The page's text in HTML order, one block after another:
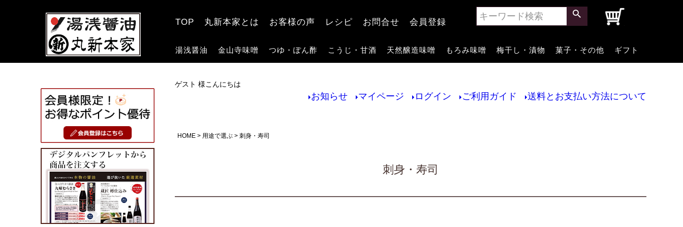
TOP 丸新本家とは お客様の声 レシピ お問合せ 会員登録
湯浅醤油 金山寺味噌 つゆ・ぽん酢 こうじ・甘酒 天然醸造味噌 もろみ味噌 梅干し・漬物 菓子・その他 ギフト
ゲスト 様こんにちは
お知らせ マイページ ログイン ご利用ガイド 送料とお支払い方法について
HOME 用途で選ぶ 刺身・寿司
刺身・寿司